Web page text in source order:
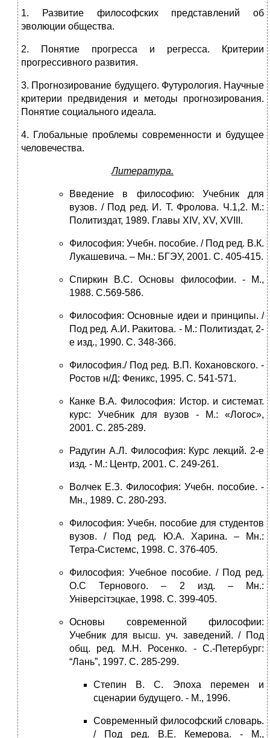
1. Развитие философских представлений об
эволюции общества.
2. Понятие прогресса и регресса. Критерии
прогрессивного развития.
3. Прогнозирование будущего. Футурология. Научные
критерии предвидения и методы прогнозирования.
Понятие социального идеала.
4. Глобальные проблемы современности и будущее
человечества.
Литература.
Введение в философию: Учебник для
вузов. / Под ред. И. Т. Фролова. Ч.1,2. М.:
Политиздат, 1989. Главы XIV, XV, XVIII.
Философия: Учебн. пособие. / Под ред. В.К.
Лукашевича. – Мн.: БГЭУ, 2001. С. 405-415.
Спиркин В.С. Основы философии. - М.,
1988. С.569-586.
Философия: Основные идеи и принципы. /
Под ред. А.И. Ракитова. - М.: Политиздат, 2-
е изд., 1990. С. 348-366.
Философия./ Под ред. В.П. Кохановского. -
Ростов н/Д: Феникс, 1995. С. 541-571.
Канке В.А. Философия: Истор. и системат.
курс: Учебник для вузов - М.: «Логос»,
2001. С. 285-289.
Радугин А.Л. Философия: Курс лекций. 2-е
изд. - М.: Центр, 2001. С. 249-261.
Волчек Е.З. Философия: Учебн. пособие. -
Мн., 1989. С. 280-293.
Философия: Учебн. пособие для студентов
вузов. / Под ред. Ю.А. Харина. – Мн.:
Тетра-Системс, 1998. С. 376-405.
Философия: Учебное пособие. / Под ред.
О.С Тернового. – 2 изд. – Мн.:
Універсітэцкае, 1998. С. 399-405.
Основы современной философии:
Учебник для высш. уч. заведений. / Под
общ. ред. М.Н. Росенко. - С.-Петербург:
“Лань”, 1997. С. 285-299.
Степин В. С. Эпоха перемен и
сценарии будущего. - М., 1996.
Современный философский словарь.
/ Под ред. В.Е. Кемерова. - М.,